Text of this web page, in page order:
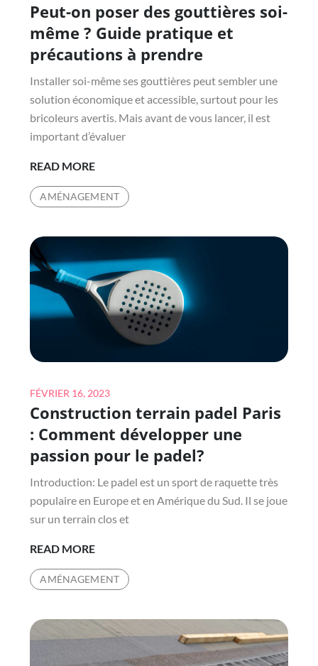
on
Peut-on poser des gouttières soi-
même ? Guide pratique et
précautions à prendre
Installer soi-même ses gouttières peut sembler une
solution économique et accessible, surtout pour les
bricoleurs avertis. Mais avant de vous lancer, il est
important d’évaluer
READ MOREPEUT-
ON
POSER
GOUTTIÈRES
SOI-
MÊME
?
GUIDE
PRATIQUE
À
PRENDRE
AMÉNAGEMENT
Posted
on
FÉVRIER 16, 2023
Construction terrain padel Paris
: Comment développer une
passion pour le padel?
Introduction: Le padel est un sport de raquette très
populaire en Europe et en Amérique du Sud. Il se joue
sur un terrain clos et
READ MORECONSTRUCTION
TERRAIN
PADEL
:
COMMENT
DÉVELOPPER
AMÉNAGEMENT